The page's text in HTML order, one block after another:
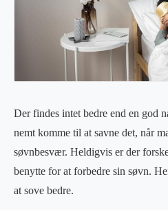
Der findes intet bedre end en god
nemt komme til at savne det, når
søvnbesvær. Heldigvis er der
benytte for at forbedre sin søvn.
at sove bedre.